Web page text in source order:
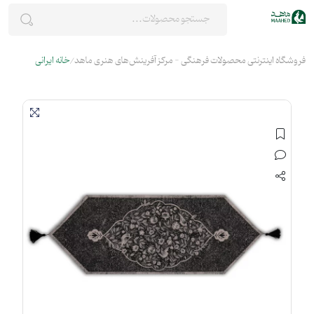
فروشگاه اینترنتی محصولات فرهنگی - مرکز آفرینش‌های هنری ماهد خانه ایرانی